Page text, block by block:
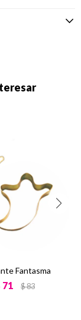
Fantasma
71 $83